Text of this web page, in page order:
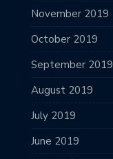
November 2019
October 2019
September 2019
August 2019
July 2019
June 2019